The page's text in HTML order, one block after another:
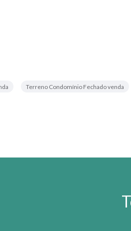
Terreno Condomínio Fechado venda